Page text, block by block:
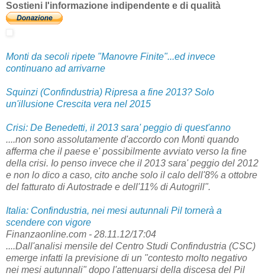
Sostieni l'informazione indipendente e di qualità
Monti da secoli ripete "Manovre Finite"...ed invece
continuano ad arrivarne
Squinzi (Confindustria) Ripresa a fine 2013? Solo
un'illusione Crescita vera nel 2015
Crisi: De Benedetti, il 2013 sara' peggio di quest'anno
....non sono assolutamente d'accordo con Monti quando
afferma che il paese e' possibilmente avviato verso la fine
della crisi. Io penso invece che il 2013 sara' peggio del 2012
e non lo dico a caso, cito anche solo il calo dell'8% a ottobre
del fatturato di Autostrade e dell'11% di Autogrill".
Italia: Confindustria, nei mesi autunnali Pil tornerà a
scendere con vigore
Finanzaonline.com - 28.11.12/17:04
....Dall'analisi mensile del Centro Studi Confindustria (CSC)
emerge infatti la previsione di un "contesto molto negativo
nei mesi autunnali" dopo l'attenuarsi della discesa del Pil